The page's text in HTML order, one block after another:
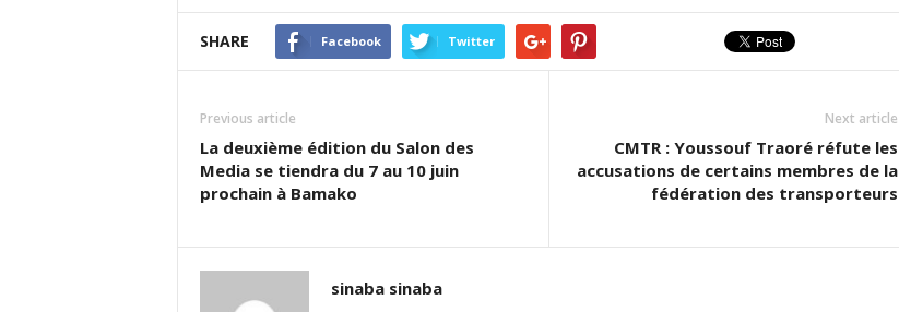
Twitter(ouvre
une
nouvelle
fenêtre)
Facebook(ouvre
dans
une
nouvelle
fenêtre)
Google+
(ouvre
dans
une
nouvelle
SHARE Facebook Twitter
Previous article
La deuxième édition du Salon des
Media se tiendra du 7 au 10 juin
prochain à Bamako
Next article
CMTR : Youssouf Traoré réfute les
accusations de certains membres de la
fédération des transporteurs
sinaba sinaba